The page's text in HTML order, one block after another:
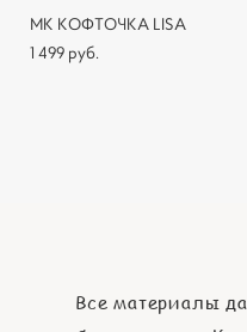
МК КОФТОЧКА LISA
1 499 pуб.
Все материалы